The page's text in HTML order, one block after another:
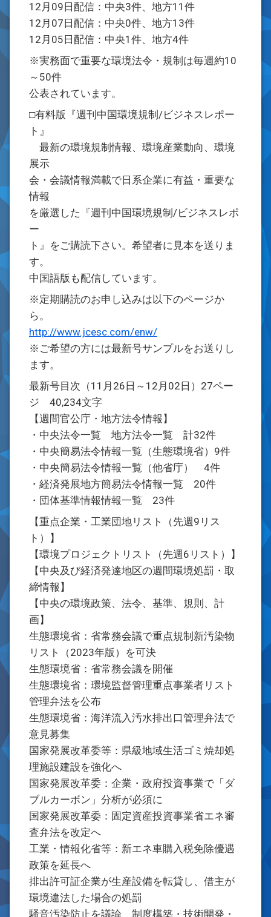
12月09日配信：中央3件、地方11件
12月07日配信：中央0件、地方13件
12月05日配信：中央1件、地方4件
※実務面で重要な環境法令・規制は毎週約10
～50件
公表されています。
□有料版『週刊中国環境規制/ビジネスレポー
ト』
最新の環境規制情報、環境産業動向、環境
展示
会・会議情報満載で日系企業に有益・重要な
情報
を厳選した『週刊中国環境規制/ビジネスレポ
ー
ト』をご購読下さい。希望者に見本を送りま
す。
中国語版も配信しています。
※定期購読のお申し込みは以下のページか
ら。
http://www.jcesc.com/enw/
※ご希望の方には最新号サンプルをお送りし
ます。
最新号目次（11月26日～12月02日）27ペー
ジ 40,234文字
【週間官公庁・地方法令情報】
・中央法令一覧 地方法令一覧 計32件
・中央簡易法令情報一覧（生態環境省）9件
・中央簡易法令情報一覧（他省庁） 4件
・経済発展地方簡易法令情報一覧 20件
・団体基準情報情報一覧 23件
【重点企業・工業団地リスト（先週9リス
ト）】
【環境プロジェクトリスト（先週6リスト）】
【中央及び経済発達地区の週間環境処罰・取
締情報】
【中央の環境政策、法令、基準、規則、計
画】
生態環境省：省常務会議で重点規制新汚染物
リスト（2023年版）を可決
生態環境省：省常務会議を開催
生態環境省：環境監督管理重点事業者リスト
管理弁法を公布
生態環境省：海洋流入汚水排出口管理弁法で
意見募集
国家発展改革委等：県級地域生活ゴミ焼却処
理施設建設を強化へ
国家発展改革委：企業・政府投資事業で「ダ
ブルカーボン」分析が必須に
国家発展改革委：固定資産投資事業省エネ審
査弁法を改定へ
工業・情報化省等：新エネ車購入税免除優遇
政策を延長へ
排出許可証企業が生産設備を転貸し、借主が
環境違法した場合の処罰
騒音汚染防止を議論 制度構築・技術開発・